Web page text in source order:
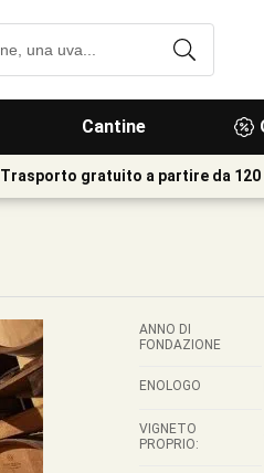
Cantine
Trasporto gratuito a partire da 120
ANNO DI
FONDAZIONE
ENOLOGO
VIGNETO
PROPRIO: